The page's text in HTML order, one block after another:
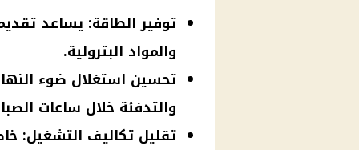
توفير الطاقة: يساعد
والمواد البترولية.
تحسين استغلال ضوء
والتدفئة خلال ساعات
تقليل تكاليف التشغيل: